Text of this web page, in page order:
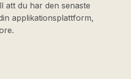
att du har den senaste
applikationsplattform,